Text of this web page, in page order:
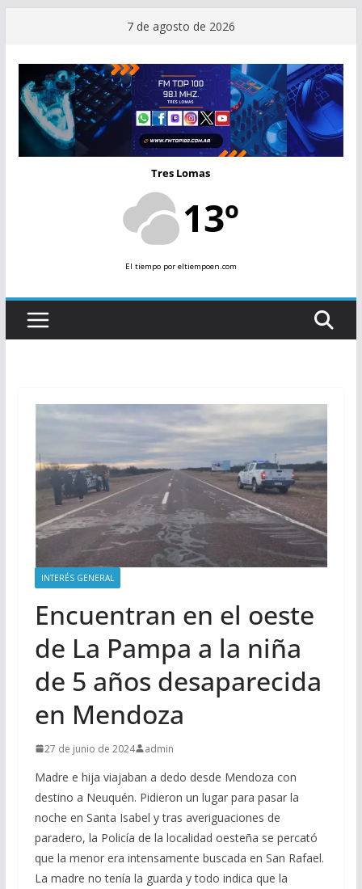
contenido
7 de agosto de 2026
Tres Lomas
13º
El tiempopor eltiempoen.com
INTERÉS GENERAL
Encuentran en el oeste
de La Pampa a la niña
de 5 años desaparecida
en Mendoza
27 de junio de 2024 admin
Madre e hija viajaban a dedo desde Mendoza con
destino a Neuquén. Pidieron un lugar para pasar la
noche en Santa Isabel y tras averiguaciones de
paradero, la Policía de la localidad oesteña se percató
que la menor era intensamente buscada en San Rafael.
La madre no tenía la guarda y todo indica que la